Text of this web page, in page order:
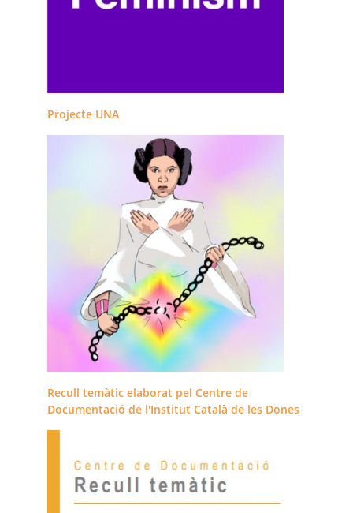
Projecte UNA
Recull temàtic elaborat pel Centre de
Documentació de l'Institut Català de les Dones